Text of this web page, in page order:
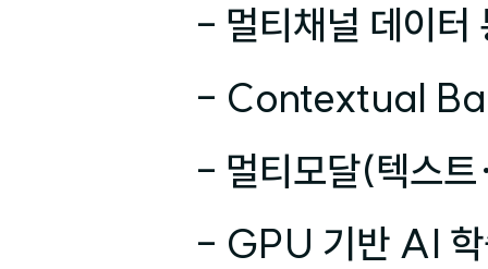
- 멀티채널 데이터
- Contextual
- 멀티모달(텍스트
- GPU 기반 AI 학